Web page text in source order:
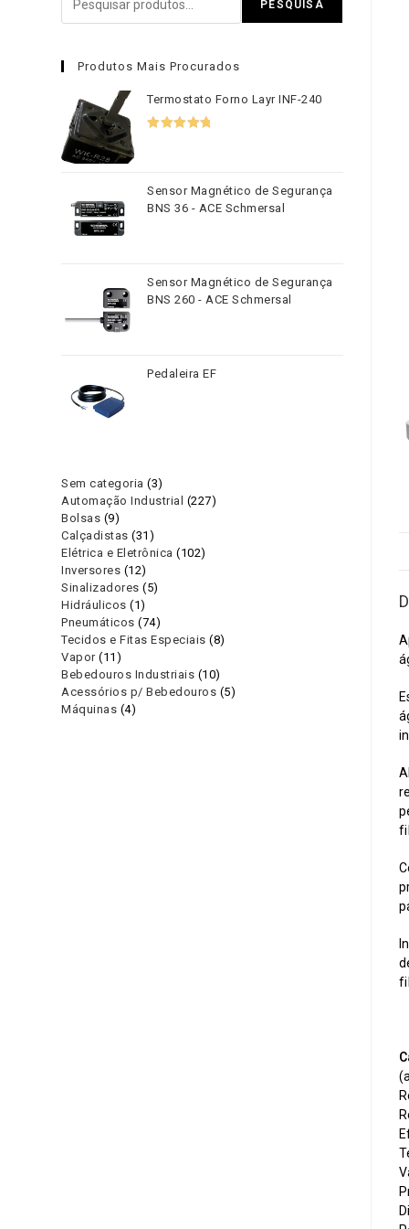
PESQUISA
Produtos Mais Procurados
Termostato Forno Layr INF-240
Sensor Magnético de Segurança
BNS 36 - ACE Schmersal
Sensor Magnético de Segurança
BNS 260 - ACE Schmersal
Pedaleira EF
Sem categoria 33
produtos
Automação Industrial 227227
Bolsas 99
produtos
Calçadistas 31 31
produtos
Elétrica e Eletrônica 102102
Inversores 1212
produtos
Sinalizadores 55
Hidráulicos 11
produto
Pneumáticos 7474
produtos
Tecidos e Fitas Especiais 88
Vapor 11 11
produtos
Bebedouros Industriais 1010
produtos
Acessórios p/ Bebedouros 55
Máquinas 44